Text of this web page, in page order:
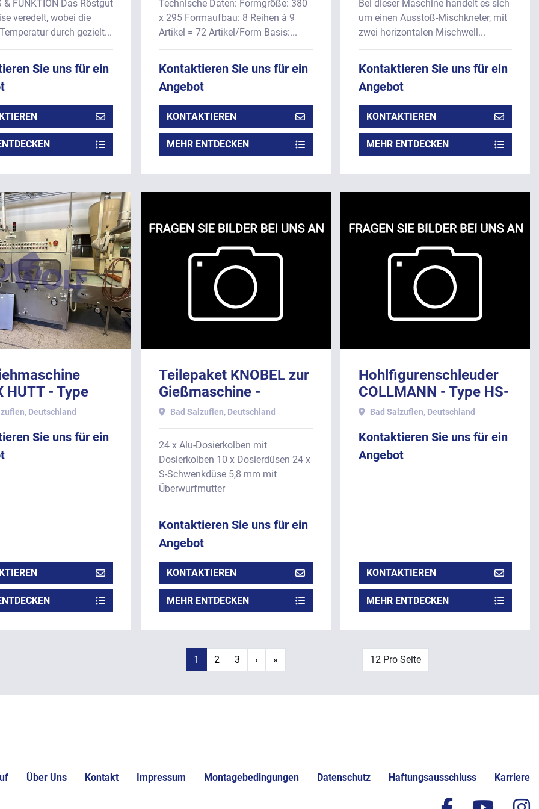
& FUNKTION Das Röstgut
veredelt, wobei die
durch gezielt...
Sie uns für ein
Technische Daten: Formgröße: 380
x 295 Formaufbau: 8 Reihen à 9
Artikel = 72 Artikel/Form Basis:...
Kontaktieren Sie uns für ein
Angebot
KONTAKTIEREN
MEHR ENTDECKEN
Bei dieser Maschine handelt es sich
um einen Ausstoß-Mischkneter, mit
zwei horizontalen Mischwell...
Kontaktieren Sie uns für ein
Angebot
KONTAKTIEREN
MEHR ENTDECKEN
HUTT - Type
mit ca.
Deutschland
Sie uns für ein
Teilepaket KNOBEL zur
Gießmaschine -
passend für Type CCM-
12, bestehend aus:
Bad Salzuflen, Deutschland
24 x Alu-Dosierkolben mit
Dosierkolben 10 x Dosierdüsen 24 x
S-Schwenkdüse 5,8 mm mit
Überwurfmutter
Kontaktieren Sie uns für ein
Angebot
KONTAKTIEREN
MEHR ENTDECKEN
Hohlfigurenschleuder
COLLMANN - Type HS-
20 mit 20
Bad Salzuflen, Deutschland
Kontaktieren Sie uns für ein
Angebot
KONTAKTIEREN
MEHR ENTDECKEN
1 2 3 › » 12 Pro Seite
Über Uns Kontakt Impressum Montagebedingungen Datenschutz Haftungsausschluss Karriere